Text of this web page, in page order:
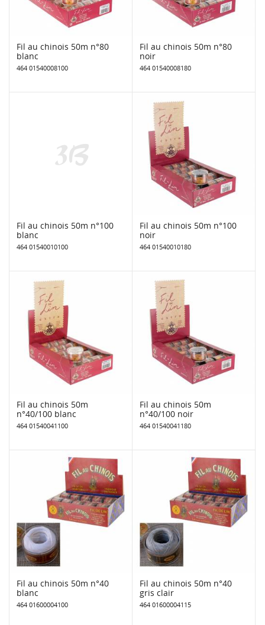
Fil au chinois 50m n°80
blanc
464 01540008100
Fil au chinois 50m n°80
noir
464 01540008180
Fil au chinois 50m n°100
blanc
464 01540010100
Fil au chinois 50m n°100
noir
464 01540010180
Fil au chinois 50m
n°40/100 blanc
464 01540041100
Fil au chinois 50m
n°40/100 noir
464 01540041180
Fil au chinois 50m n°40
blanc
464 01600004100
Fil au chinois 50m n°40
gris clair
464 01600004115